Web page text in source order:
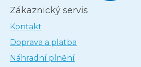
Zákaznický servis
Kontakt
Doprava a platba
Náhradní plnění